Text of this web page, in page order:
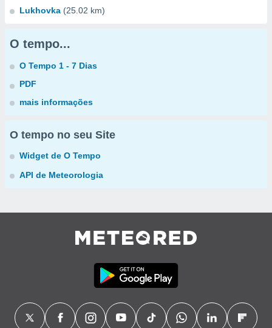
Lukhovka (25.02 km)
O tempo...
O Tempo 1 - 7 Dias
PDF
mais informações
O tempo no seu Site
Widget de O Tempo
API de Meteorologia